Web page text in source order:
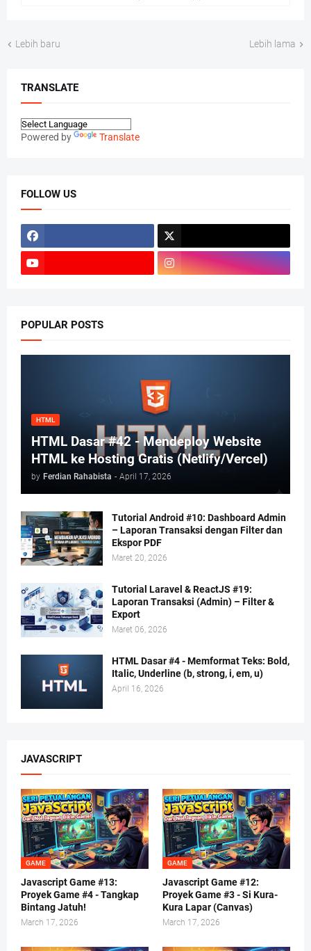
Lebih baru Lebih lama
TRANSLATE
Powered by Translate
FOLLOW US
POPULAR POSTS
HTML
HTML Dasar #42 - Mendeploy Website
HTML ke Hosting Gratis (Netlify/Vercel)
by Ferdian Rahabista - April 17, 2026
Tutorial Android #10: Dashboard Admin
– Laporan Transaksi dengan Filter dan
Ekspor PDF
Maret 20, 2026
Tutorial Laravel & ReactJS #19:
Laporan Transaksi (Admin) – Filter &
Export
Maret 06, 2026
HTML Dasar #4 - Memformat Teks: Bold,
Italic, Underline (b, strong, i, em, u)
April 16, 2026
JAVASCRIPT
GAME
Javascript Game #13:
Proyek Game #4 - Tangkap
Bintang Jatuh!
March 17, 2026
GAME
Javascript Game #12:
Proyek Game #3 - Si Kura-
Kura Lapar (Canvas)
March 17, 2026